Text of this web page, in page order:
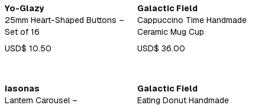
Yo-Glazy
25mm Heart-Shaped Buttons –
Set of 16
USD$ 10.50
Galactic Field
Cappuccino Time Handmade
Ceramic Mug Cup
USD$ 36.00
Iasonas
Lantern Carousel –
Galactic Field
Eating Donut Handmade